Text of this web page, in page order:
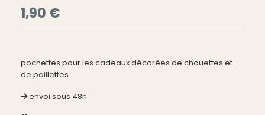
1,90 €
pochettes pour les cadeaux décorées de chouettes et
de paillettes
envoi sous 48h